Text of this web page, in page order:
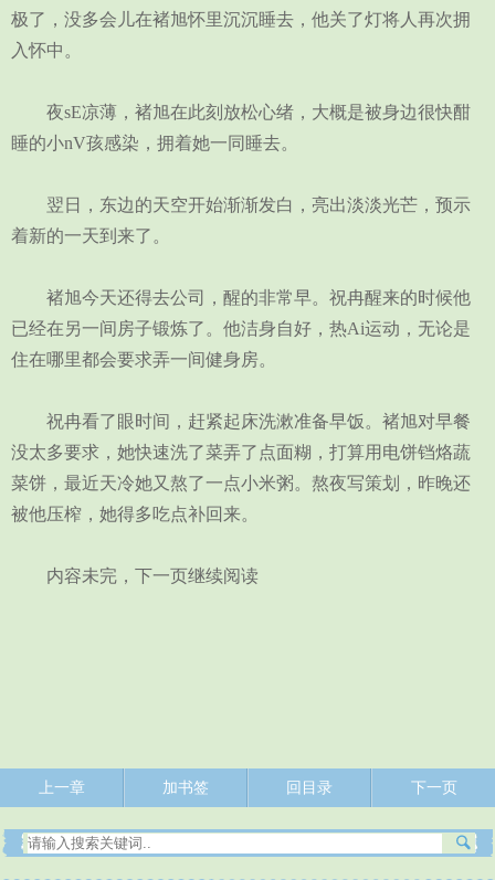
极了，没多会儿在褚旭怀里沉沉睡去，他关了灯将人再次拥
入怀中。
夜sE凉薄，褚旭在此刻放松心绪，大概是被身边很快酣
睡的小nV孩感染，拥着她一同睡去。
翌日，东边的天空开始渐渐发白，亮出淡淡光芒，预示
着新的一天到来了。
褚旭今天还得去公司，醒的非常早。祝冉醒来的时候他
已经在另一间房子锻炼了。他洁身自好，热Ai运动，无论是
住在哪里都会要求弄一间健身房。
祝冉看了眼时间，赶紧起床洗漱准备早饭。褚旭对早餐
没太多要求，她快速洗了菜弄了点面糊，打算用电饼铛烙蔬
菜饼，最近天冷她又熬了一点小米粥。熬夜写策划，昨晚还
被他压榨，她得多吃点补回来。
内容未完，下一页继续阅读
上一章 加书签 回目录 下一页